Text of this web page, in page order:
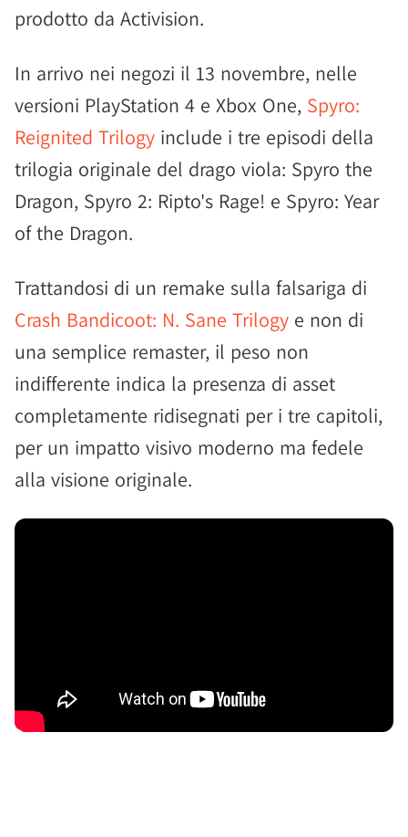
prodotto da Activision.
In arrivo nei negozi il 13 novembre, nelle
versioni PlayStation 4 e Xbox One, Spyro:
Reignited Trilogy include i tre episodi della
trilogia originale del drago viola: Spyro the
Dragon, Spyro 2: Ripto's Rage! e Spyro: Year
of the Dragon.
Trattandosi di un remake sulla falsariga di
Crash Bandicoot: N. Sane Trilogy e non di
una semplice remaster, il peso non
indifferente indica la presenza di asset
completamente ridisegnati per i tre capitoli,
per un impatto visivo moderno ma fedele
alla visione originale.